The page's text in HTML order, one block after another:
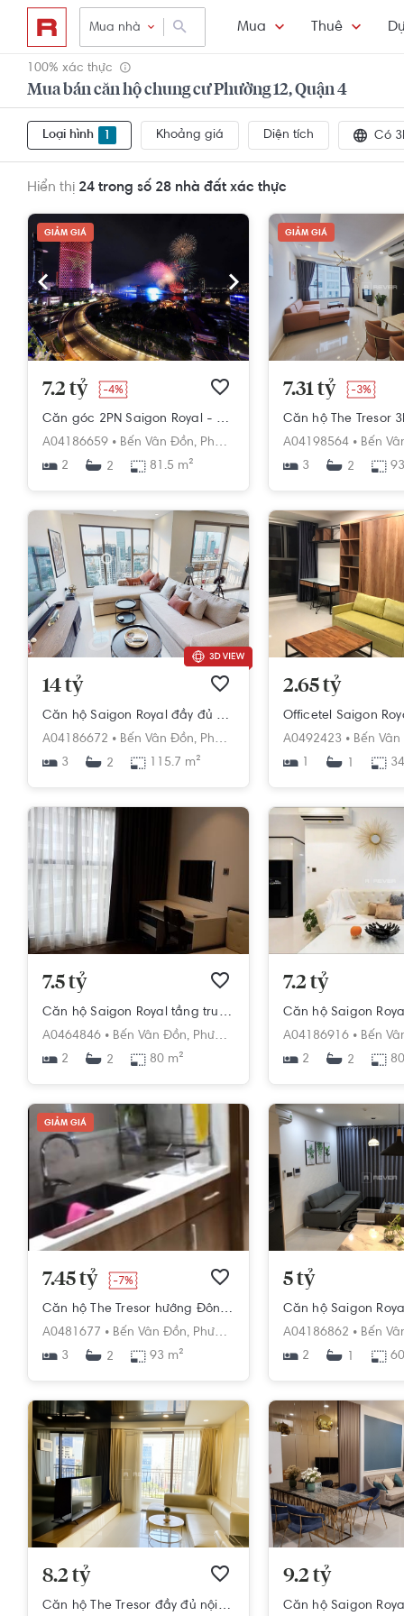
Mua nhà Mua Thuê
100% xác thực
Mua bán căn hộ chung cư Phường 12, Quận 4
Loại hình Khoảng giá Diện tích Có
Hiển thị 24 trong số 28 nhà đất xác thực
GIẢM GIÁ
7.2 tỷ -4%
Căn góc 2PN Saigon Royal - View hồ bơi đẹp, đầy đủ nội thất
A04186659 • Bến Vân Đồn, Phường 12, Quận 4, Hồ Chí Minh
2
2 81.5 m²
GIẢM GIÁ
7.31 tỷ -3%
A04198564 • Bến
3
2
14 tỷ
Căn hộ Saigon Royal đầy đủ nội thất diện tích 115.7m²
A04186672 • Bến Vân Đồn, Phường 12, Quận 4, Hồ Chí Minh
3
2 115.7 m²
2.65 tỷ
A0492423 • Bến
1
7.5 tỷ
Căn hộ Saigon Royal tầng trung hướng Tây Nam, view nội khu hồ bơi.
A0464846 • Bến Vân Đồn, Phường 12, Quận 4,
Hồ Chí Minh
2
2 80 m²
7.2 tỷ
A04186916 • Bến
2
2
GIẢM GIÁ
7.45 tỷ -7%
Căn hộ The Tresor hướng Đông Nam, diện tích 93m²
A0481677 • Bến Vân Đồn, Phường 12, Quận 4,
Hồ Chí Minh
3
2 93 m²
5 tỷ
A04186862 • Bến
2
1
8.2 tỷ
Căn hộ The Tresor đầy đủ nội thất diện tích 110m².
9.2 tỷ